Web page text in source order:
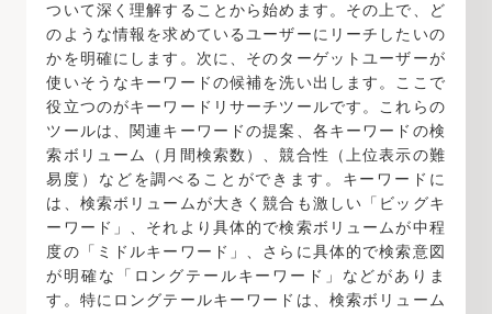
ついて深く理解することから始めます。その上で、ど
のような情報を求めているユーザーにリーチしたいの
かを明確にします。次に、そのターゲットユーザーが
使いそうなキーワードの候補を洗い出します。ここで
役立つのがキーワードリサーチツールです。これらの
ツールは、関連キーワードの提案、各キーワードの検
索ボリューム（月間検索数）、競合性（上位表示の難
易度）などを調べることができます。キーワードに
は、検索ボリュームが大きく競合も激しい「ビッグキ
ーワード」、それより具体的で検索ボリュームが中程
度の「ミドルキーワード」、さらに具体的で検索意図
が明確な「ロングテールキーワード」などがありま
す。特にロングテールキーワードは、検索ボリューム